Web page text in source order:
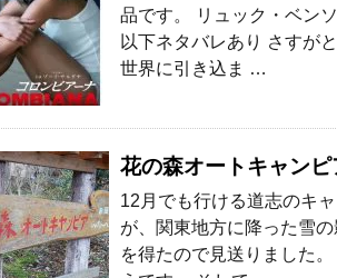
品です。 リュック・ベン
以下ネタバレあり さすが
世界に引き込ま …
花の森オートキャンピ
12月でも行ける道志のキ
が、関東地方に降った雪
を得たので見送りました